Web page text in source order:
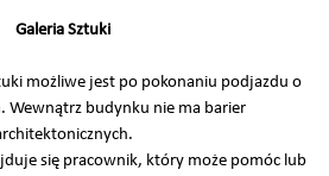
Galeria Sztuki
możliwe jest po pokonaniu podjazdu o
Wewnątrz budynku nie ma barier
się pracownik, który może pomóc lub